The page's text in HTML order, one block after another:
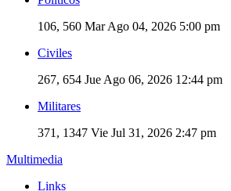
106, 560 Mar Ago 04, 2026 5:00 pm
Civiles
267, 654 Jue Ago 06, 2026 12:44 pm
Militares
371, 1347 Vie Jul 31, 2026 2:47 pm
Multimedia
Links